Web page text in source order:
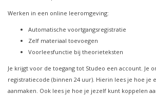
Werken in een online leeromgeving:
Automatische voortgangsregistratie
Zelf materiaal toevoegen
Voorleesfunctie bij theorieteksten
Je krijgt voor de toegang tot Studeo een account. Je
registratiecode (binnen 24 uur). Hierin lees je hoe je
aanmaken. Ook lees je hoe je jezelf kunt koppelen